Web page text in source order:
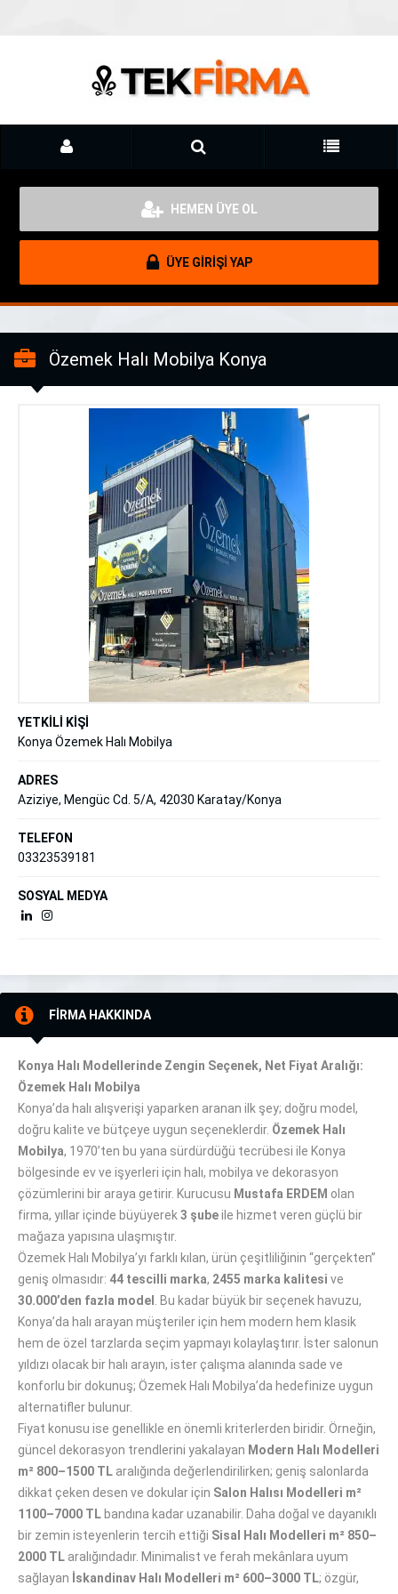
HEMEN ÜYE OL
ÜYE GİRİŞİ YAP
Özemek Halı Mobilya Konya
YETKİLİ KİŞİ
Konya Özemek Halı Mobilya
ADRES
Aziziye, Mengüc Cd. 5/A, 42030 Karatay/Konya
TELEFON
03323539181
SOSYAL MEDYA
FİRMA HAKKINDA
Konya Halı Modellerinde Zengin Seçenek, Net Fiyat Aralığı:
Özemek Halı Mobilya
Konya’da halı alışverişi yaparken aranan ilk şey; doğru model,
doğru kalite ve bütçeye uygun seçeneklerdir. Özemek Halı
Mobilya, 1970’ten bu yana sürdürdüğü tecrübesi ile Konya
bölgesinde ev ve işyerleri için halı, mobilya ve dekorasyon
çözümlerini bir araya getirir. Kurucusu Mustafa ERDEM olan
firma, yıllar içinde büyüyerek 3 şubeile hizmet veren güçlü bir
mağaza yapısına ulaşmıştır.
Özemek Halı Mobilya’yı farklı kılan, ürün çeşitliliğinin “gerçekten”
geniş olmasıdır: 44 tescilli marka, 2455 marka kalitesi ve
30.000’den fazla model
. Bu kadar büyük bir seçenek havuzu,
Konya’da halı arayan müşteriler için hem modern hem klasik
hem de özel tarzlarda seçim yapmayı kolaylaştırır. İster salonun
yıldızı olacak bir halı arayın, ister çalışma alanında sade ve
konforlu bir dokunuş; Özemek Halı Mobilya’da hedefinize uygun
alternatifler bulunur.
Fiyat konusu ise genellikle en önemli kriterlerden biridir. Örneğin,
güncel dekorasyon trendlerini yakalayan Modern Halı Modelleri
m² 800–1500 TL aralığında değerlendirilirken; geniş salonlarda
dikkat çeken desen ve dokular için Salon Halısı Modelleri m²
1100–7000 TL bandına kadar uzanabilir. Daha doğal ve dayanıklı
bir zemin isteyenlerin tercih ettiği Sisal Halı Modelleri m² 850–
2000 TL aralığındadır. Minimalist ve ferah mekânlara uyum
sağlayan İskandinav Halı Modelleri m² 600–3000 TL; özgür,